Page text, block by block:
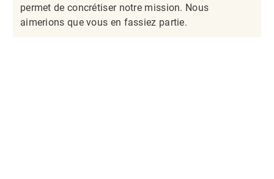
permet de concrétiser notre mission. Nous
aimerions que vous en fassiez partie.​​​​​​​